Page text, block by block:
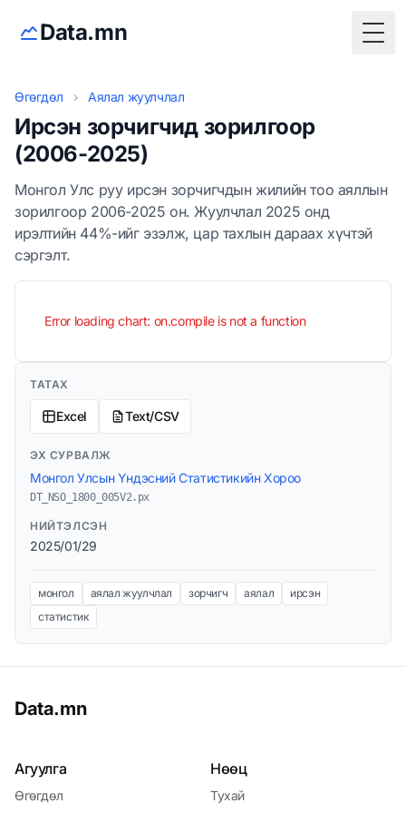
Data.mn
Өгөгдөл › Аялал жуулчлал
Ирсэн зорчигчид зорилгоор
(2006-2025)
Монгол Улс руу ирсэн зорчигчдын жилийн тоо аяллын
зорилгоор 2006-2025 он. Жуулчлал 2025 онд
ирэлтийн 44%-ийг эзэлж, цар тахлын дараах хүчтэй
сэргэлт.
Error loading chart: on.compile is not a function
ТАТАХ
Excel Text/CSV
ЭХ СУРВАЛЖ
Монгол Улсын Үндэсний Статистикийн Хороо
DT_NSO_1800_005V2.px
НИЙТЭЛСЭН
2025/01/29
монгол аялал жуулчлал зорчигч аялал
ирсэн
статистик
Data.mn
Агуулга
Өгөгдөл
Нөөц
Тухай